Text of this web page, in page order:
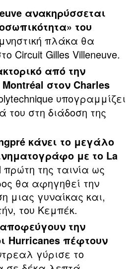
ανακηρύσσεται
του
πλάκα θα
Circuit Gilles Villeneuve.
από την
στον Charles
υπογραμμίζει
του στη διάδοση της
κάνει το μεγάλο
με το La
πρώτη της ταινία ως
θα αφηγηθεί την
μιας γυναίκας και,
του Κεμπέκ.
την
Hurricanes πέφτουν
γύρισε το